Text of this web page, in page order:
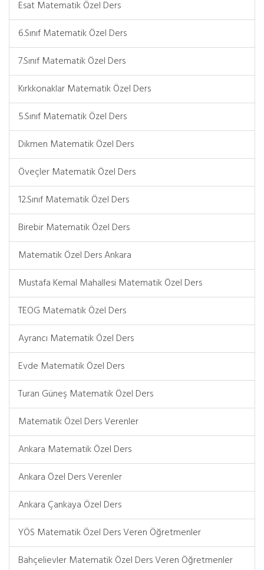
Esat Matematik Özel Ders
6.Sınıf Matematik Özel Ders
7.Sınıf Matematik Özel Ders
Kırkkonaklar Matematik Özel Ders
5.Sınıf Matematik Özel Ders
Dikmen Matematik Özel Ders
Öveçler Matematik Özel Ders
12.Sınıf Matematik Özel Ders
Birebir Matematik Özel Ders
Matematik Özel Ders Ankara
Mustafa Kemal Mahallesi Matematik Özel Ders
TEOG Matematik Özel Ders
Ayrancı Matematik Özel Ders
Evde Matematik Özel Ders
Turan Güneş Matematik Özel Ders
Matematik Özel Ders Verenler
Ankara Matematik Özel Ders
Ankara Özel Ders Verenler
Ankara Çankaya Özel Ders
YÖS Matematik Özel Ders Veren Öğretmenler
Bahçelievler Matematik Özel Ders Veren Öğretmenler